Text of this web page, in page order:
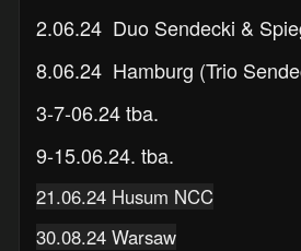
2.06.24 Duo Sendecki &
8.06.24 Hamburg (Trio
3-7-06.24 tba.
9-15.06.24. tba.
21.06.24 Husum NCC
30.08.24 Warsaw